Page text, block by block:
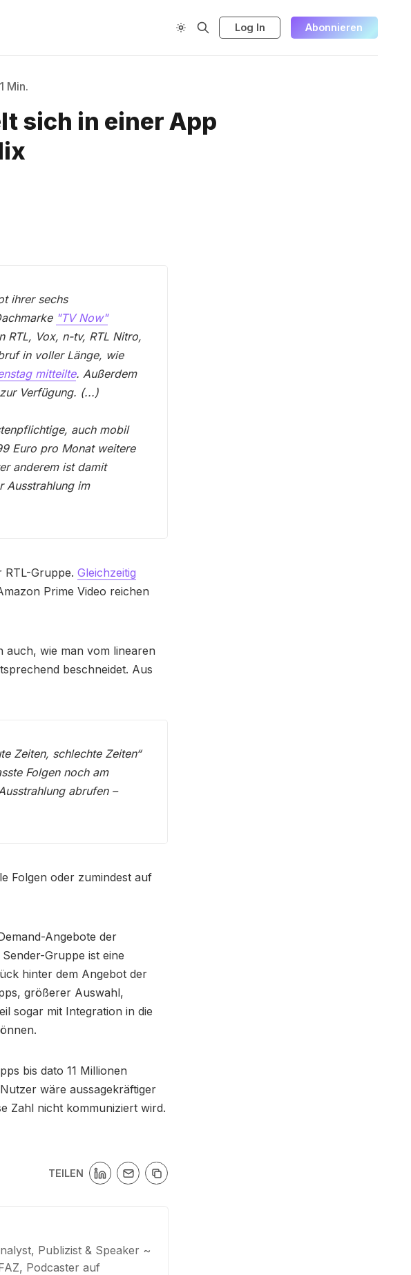
Log In Abonnieren
ein
Min.
sich in einer App
ihrer sechs
"TV Now"
RTL, Vox, n-tv, RTL Nitro,
in voller Länge, wie
mitteilte. Außerdem
Verfügung. (...)
auch mobil
Euro pro Monat weitere
anderem ist damit
Ausstrahlung im
RTL-Gruppe. Gleichzeitig
Prime Video reichen
wie man vom linearen
beschneidet. Aus
Zeiten, schlechte Zeiten“
Folgen noch am
abrufen –
Folgen oder zumindest auf
Angebote der
Gruppe ist eine
hinter dem Angebot der
größerer Auswahl,
sogar mit Integration in die
bis dato 11 Millionen
wäre aussagekräftiger
Zahl nicht kommuniziert wird.
TEILEN
Publizist & Speaker ~
Podcaster auf